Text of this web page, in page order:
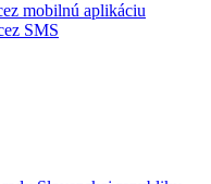
mobilnú aplikáciu
SMS